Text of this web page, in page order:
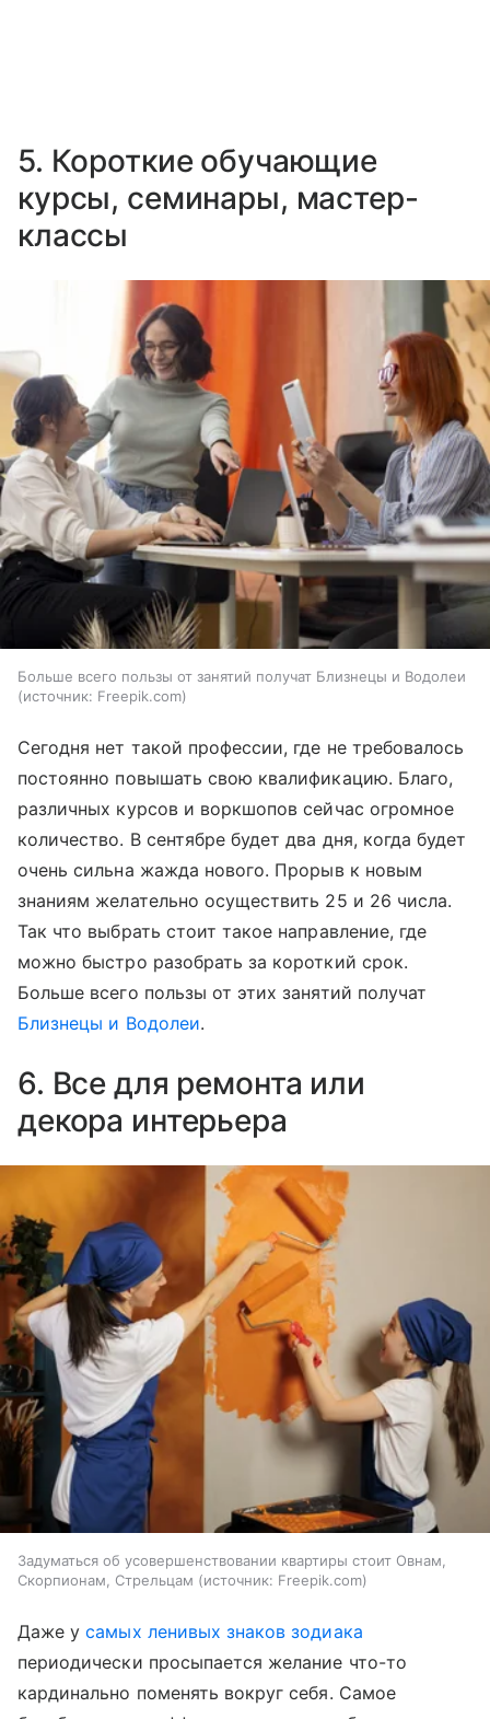
5. Короткие обучающие
курсы, семинары, мастер-
классы
Больше всего пользы от занятий получат Близнецы и Водолеи
источник: Freepik.com
Сегодня нет такой профессии, где не требовалось
постоянно повышать свою квалификацию. Благо,
различных курсов и воркшопов сейчас огромное
количество. В сентябре будет два дня, когда будет
очень сильна жажда нового. Прорыв к новым
знаниям желательно осуществить 25 и 26 числа.
Так что выбрать стоит такое направление, где
можно быстро разобрать за короткий срок.
Больше всего пользы от этих занятий получат
Близнецы и Водолеи.
6. Все для ремонта или
декора интерьера
Задуматься об усовершенствовании квартиры стоит Овнам,
Скорпионам, Стрельцам
источник: Freepik.com
Даже усамых ленивых знаков зодиака
периодически просыпается желание что-то
кардинально поменять вокруг себя. Самое